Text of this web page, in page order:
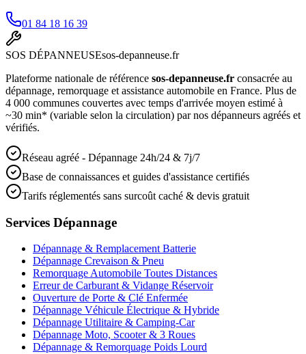
01 84 18 16 39
SOS DÉPANNEUSEsos-depanneuse.fr
Plateforme nationale de référence sos-depanneuse.fr consacrée au
dépannage, remorquage et assistance automobile en France. Plus de
4 000 communes couvertes avec temps d'arrivée moyen estimé à
~30 min* (variable selon la circulation) par nos dépanneurs agréés et
vérifiés.
Réseau agréé - Dépannage 24h/24 & 7j/7
Base de connaissances et guides d'assistance certifiés
Tarifs réglementés sans surcoût caché & devis gratuit
Services Dépannage
Dépannage & Remplacement Batterie
Dépannage Crevaison & Pneu
Remorquage Automobile Toutes Distances
Erreur de Carburant & Vidange Réservoir
Ouverture de Porte & Clé Enfermée
Dépannage Véhicule Électrique & Hybride
Dépannage Utilitaire & Camping-Car
Dépannage Moto, Scooter & 3 Roues
Dépannage & Remorquage Poids Lourd